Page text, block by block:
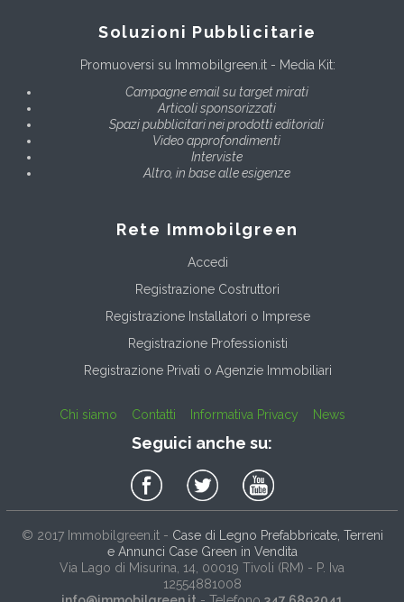
Soluzioni Pubblicitarie
Promuoversi su Immobilgreen.it - Media Kit:
Campagne email su target mirati
Articoli sponsorizzati
Spazi pubblicitari nei prodotti editoriali
Video approfondimenti
Interviste
Altro, in base alle esigenze
Rete Immobilgreen
Accedi
Registrazione Costruttori
Registrazione Installatori o Imprese
Registrazione Professionisti
Registrazione Privati o Agenzie Immobiliari
Chi siamo Contatti Informativa Privacy News
Seguici anche su:
© 2017 Immobilgreen.it- Case di Legno Prefabbricate, Terreni
e Annunci Case Green in Vendita
Via Lago di Misurina, 14 , 00019 Tivoli (RM) - P. Iva
12554881008